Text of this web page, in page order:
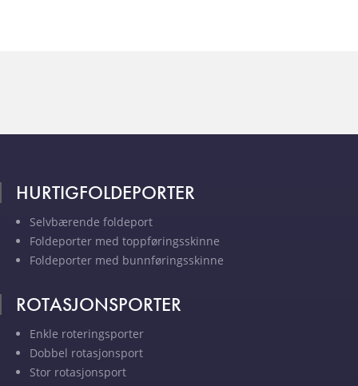
HURTIGFOLDEPORTER
Selvbærende foldeport
Foldeporter med toppføringsskinne
Foldeporter med bunnføringsskinne
ROTASJONSPORTER
Enkle roteringsporter
Dobbel rotasjonsport
Stor rotasjonsport